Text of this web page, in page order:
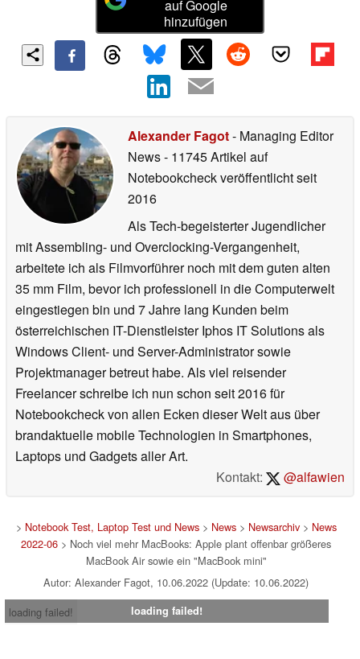
auf Google
hinzufügen
Alexander Fagot- Managing Editor
News- 11745 Artikel auf
Notebookcheck veröffentlichtseit
2016
Als Tech-begeisterter Jugendlicher
mit Assembling- und Overclocking-Vergangenheit,
arbeitete ich als Filmvorführer noch mit dem guten alten
35 mm Film, bevor ich professionell in die Computerwelt
eingestiegen bin und 7 Jahre lang Kunden beim
österreichischen IT-Dienstleister Iphos IT Solutions als
Windows Client- und Server-Administrator sowie
Projektmanager betreut habe. Als viel reisender
Freelancer schreibe ich nun schon seit 2016 für
Notebookcheck von allen Ecken dieser Welt aus über
brandaktuelle mobile Technologien in Smartphones,
Laptops und Gadgets aller Art.
Kontakt:
@alfawien
> Notebook Test, Laptop Test und News> News> Newsarchiv> News
2022-06 > Noch viel mehr MacBooks: Apple plant offenbar größeres
MacBook Air sowie ein "MacBook mini"
Autor: Alexander Fagot, 10.06.2022 (Update: 10.06.2022)
loading failed!
loading failed!